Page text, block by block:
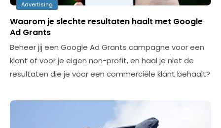
Advertising
Waarom je slechte resultaten haalt met Google
Ad Grants
Beheer jij een Google Ad Grants campagne voor een
klant of voor je eigen non-profit, en haal je niet de
resultaten die je voor een commerciële klant behaalt?